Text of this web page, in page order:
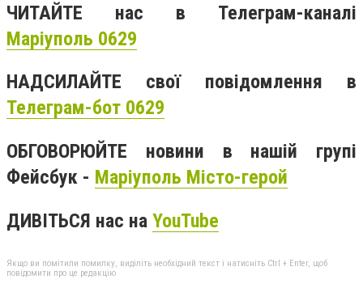
ЧИТАЙТЕ нас в Телеграм-каналі
Маріуполь 0629
НАДСИЛАЙТЕ свої повідомлення в
Телеграм-бот 0629
ОБГОВОРЮЙТЕ новини в нашій групі
Фейсбук - Маріуполь Місто-герой
ДИВІТЬСЯ нас на YouTube
Якщо ви помітили помилку, виділіть необхідний текст і натисніть Ctrl + Enter, щоб
повідомити про це редакцію